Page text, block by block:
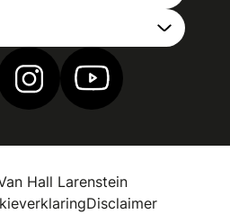
op Facebook
Vind ons op Instagram
Vind ons op
Hall Larenstein
Disclaimer